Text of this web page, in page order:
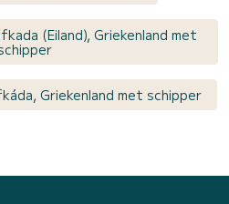
(Eiland), Griekenland met
Griekenland met schipper